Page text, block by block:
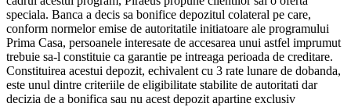
speciala. Banca a decis sa bonifice depozitul colateral pe care,
conform normelor emise de autoritatile initiatoare ale programului
Prima Casa, persoanele interesate de accesarea unui astfel imprumut
trebuie sa-l constituie ca garantie pe intreaga perioada de creditare.
Constituirea acestui depozit, echivalent cu 3 rate lunare de dobanda,
este unul dintre criteriile de eligibilitate stabilite de autoritati dar
decizia de a bonifica sau nu acest depozit apartine exclusiv